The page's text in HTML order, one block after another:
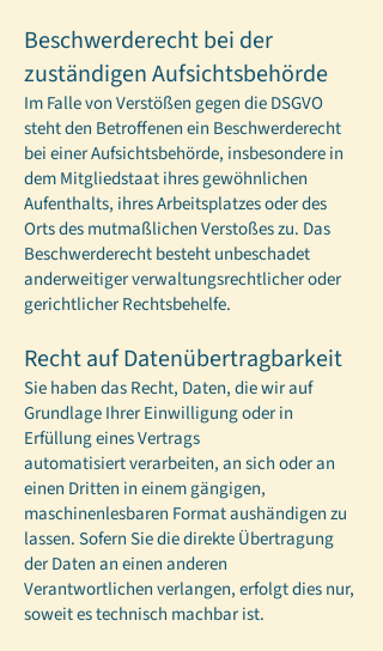
Beschwerderecht bei der
zuständigen Aufsichtsbehörde
Im Falle von Verstößen gegen die DSGVO
steht den Betroffenen ein Beschwerderecht
bei einer Aufsichtsbehörde, insbesondere in
dem Mitgliedstaat ihres gewöhnlichen
Aufenthalts, ihres Arbeitsplatzes oder des
Orts des mutmaßlichen Verstoßes zu. Das
Beschwerderecht besteht unbeschadet
anderweitiger verwaltungsrechtlicher oder
gerichtlicher Rechtsbehelfe.
Recht auf Datenübertragbarkeit
Sie haben das Recht, Daten, die wir auf
Grundlage Ihrer Einwilligung oder in
Erfüllung eines Vertrags
automatisiert verarbeiten, an sich oder an
einen Dritten in einem gängigen,
maschinenlesbaren Format aushändigen zu
lassen. Sofern Sie die direkte Übertragung
der Daten an einen anderen
Verantwortlichen verlangen, erfolgt dies nur,
soweit es technisch machbar ist.